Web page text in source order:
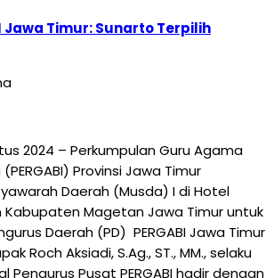
Jawa Timur: Sunarto Terpilih
2024 – Perkumpulan Guru Agama
Provinsi Jawa Timur
Daerah (Musda) I di Hotel
Kabupaten Magetan Jawa Timur untuk
Daerah (PD) PERGABI Jawa Timur
Roch Aksiadi, S.Ag., ST., MM., selaku
Pengurus Pusat PERGABI hadir dengan